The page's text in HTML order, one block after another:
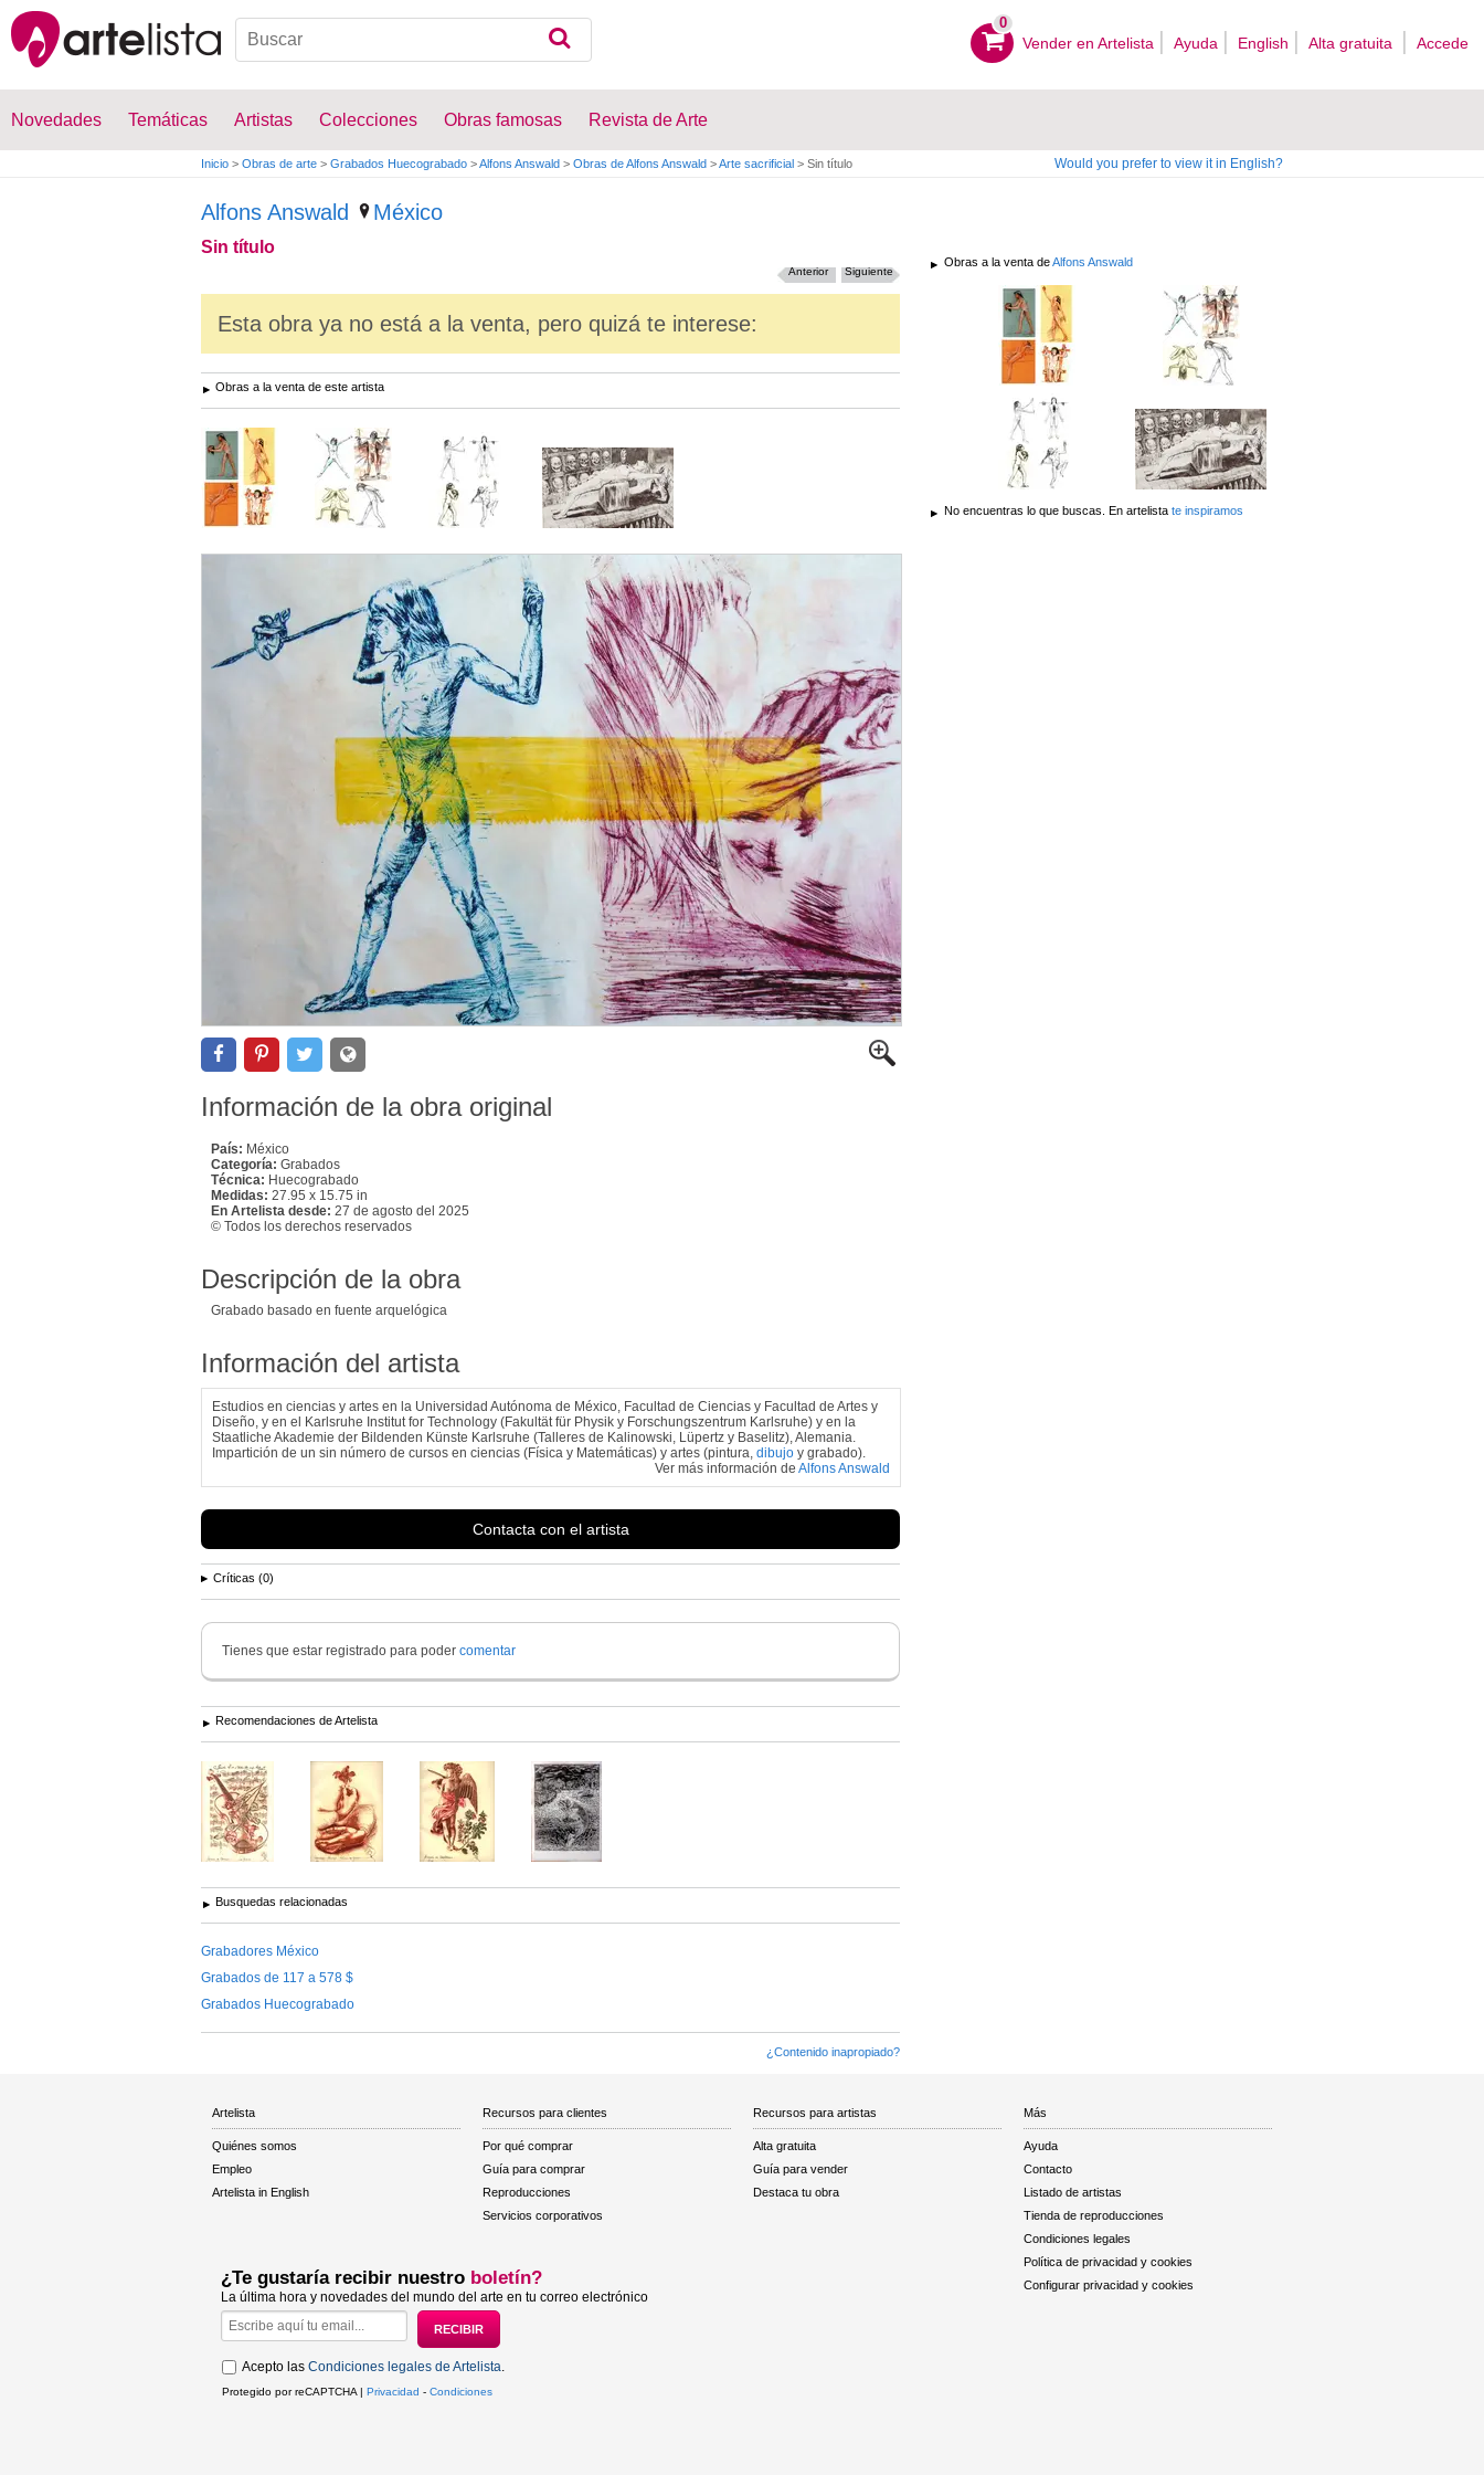
0
Vender en Artelista Ayuda English Alta gratuita Accede
Novedades Temáticas Artistas Colecciones Obras famosas Revista de Arte
Inicio > Obras de arte > Grabados Huecograbado >Alfons Answald > Obras de Alfons Answald >Arte sacrificial > Sin título Would you prefer to view it in English?
Alfons Answald México
Sin título
Siguiente
Anterior
Esta obra ya no está a la venta, pero quizá te interese:
Obras a la venta de este artista
Información de la obra original
País: México
Categoría: Grabados
Técnica: Huecograbado
Medidas: 27.95 x 15.75 in
En Artelista desde: 27 de agosto del 2025
© Todos los derechos reservados
Descripción de la obra
Grabado basado en fuente arquelógica
Información del artista
Estudios en ciencias y artes en la Universidad Autónoma de México, Facultad de Ciencias y Facultad de Artes y
Diseño, y en el Karlsruhe Institut for Technology (Fakultät für Physik y Forschungszentrum Karlsruhe) y en la
Staatliche Akademie der Bildenden Künste Karlsruhe (Talleres de Kalinowski, Lüpertz y Baselitz), Alemania.
Impartición de un sin número de cursos en ciencias (Física y Matemáticas) y artes (pintura, dibujo y grabado).
Ver más información de Alfons Answald
Contacta con el artista
Críticas (0)
Tienes que estar registrado para poder comentar
Recomendaciones de Artelista
Busquedas relacionadas
Grabadores México
Grabados de 117 a 578 $
Grabados Huecograbado
¿Contenido inapropiado?
Obras a la venta deAlfons Answald
No encuentras lo que buscas. En artelista te inspiramos
Artelista
Quiénes somos
Empleo
Artelista in English
Recursos para clientes
Por qué comprar
Guía para comprar
Reproducciones
Servicios corporativos
Recursos para artistas
Alta gratuita
Guía para vender
Destaca tu obra
Más
Ayuda
Contacto
Listado de artistas
Tienda de reproducciones
Condiciones legales
Política de privacidad y cookies
Configurar privacidad y cookies
¿Te gustaría recibir nuestro boletín?
La última hora y novedades del mundo del arte en tu correo electrónico
Acepto las Condiciones legales de Artelista
Protegido por reCAPTCHA | Privacidad - Condiciones